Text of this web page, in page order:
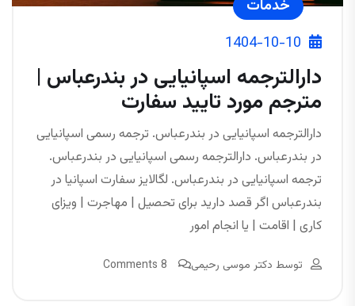
خدمات
1404-10-10
دارالترجمه اسپانیایی در بندرعباس |
مترجم مورد تایید سفارت
دارالترجمه اسپانیایی در بندرعباس. ترجمه رسمی اسپانیایی
در بندرعباس. دارالترجمه رسمی اسپانیایی در بندرعباس.
ترجمه اسپانیایی در بندرعباس. لگالایز سفارت اسپانیا در
بندرعباس اگر قصد دارید برای تحصیل | مهاجرت | ویزای
کاری | اقامت | یا انجام امور
توسط دکتر موسی رحیمی 8 Comments